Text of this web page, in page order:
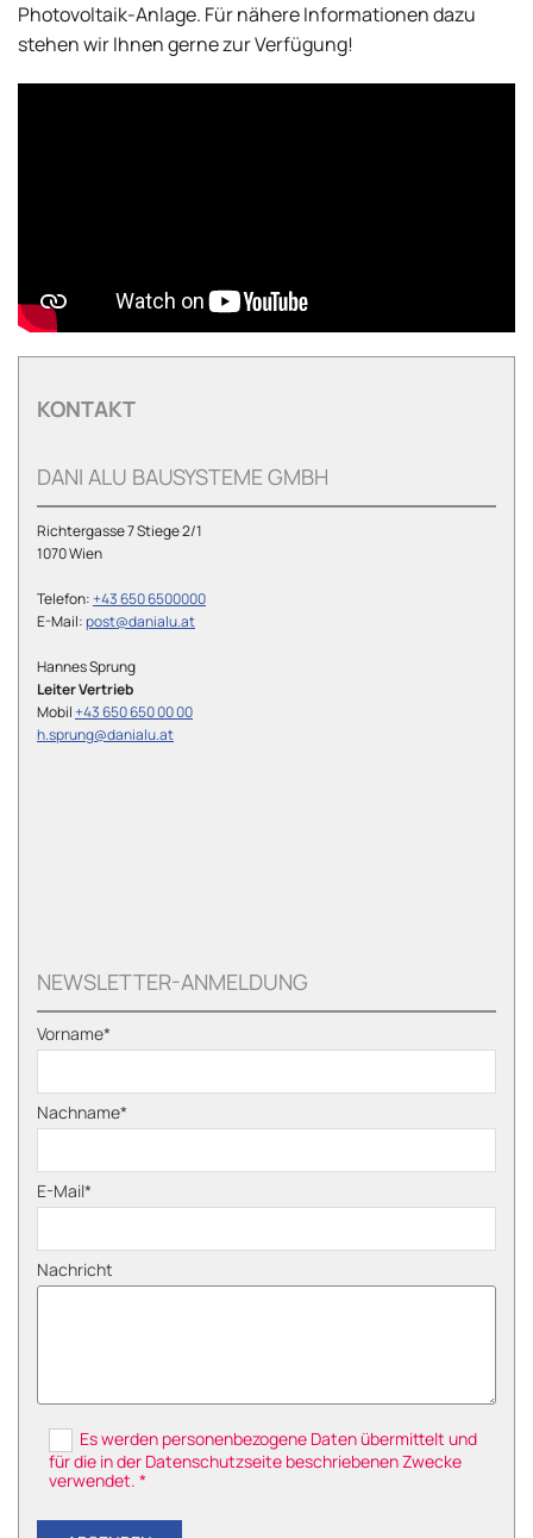
Photovoltaik-Anlage. Für nähere Informationen dazu
stehen wir Ihnen gerne zur Verfügung!
KONTAKT
DANI ALU BAUSYSTEME GMBH
Richtergasse 7 Stiege 2/1
1070 Wien
Telefon:+43 650 6500000
E-Mail:post@danialu.at
Hannes Sprung
Leiter Vertrieb
Mobil+43 650 650 00 00
h.sprung@danialu.at
NEWSLETTER-ANMELDUNG
Vorname*
Nachname*
E-Mail*
Nachricht
Es werden personenbezogene Daten übermittelt und
für die in der Datenschutzseite beschriebenen Zwecke
verwendet. *